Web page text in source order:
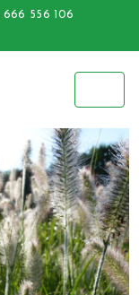
666 556 106